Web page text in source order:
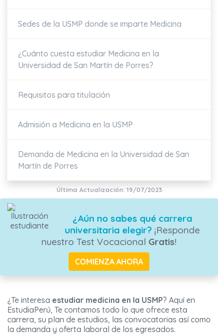
Sedes de la USMP donde se imparte Medicina
¿Cuánto cuesta estudiar Medicina en la
Universidad de San Martín de Porres?
Requisitos para titulación
Admisión a Medicina en la USMP
Demanda de Medicina en la Universidad de San
Martín de Porres
Última Actualización: 19/07/2023
¿Aún no sabes qué carrera
universitaria elegir?¡Responde
nuestro Test Vocacional Gratis!
COMIENZA AHORA
¿Te interesa estudiar medicina en la USMP? Aquí en
EstudiaPerú, Te contamos todo lo que ofrece esta
carrera, su plan de estudios, las convocatorias así como
la demanda y oferta laboral de los egresados.